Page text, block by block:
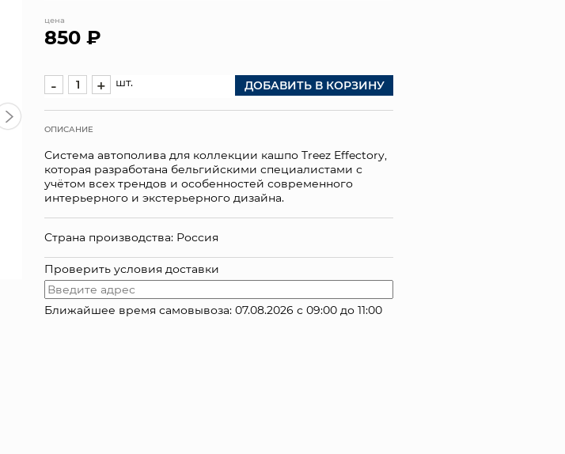
цена
850 ₽
- + шт. ДОБАВИТЬ В КОРЗИНУ
ОПИСАНИЕ
Система автополива для коллекции кашпо Treez Effectory,
которая разработана бельгийскими специалистами с
учётом всех трендов и особенностей современного
интерьерного и экстерьерного дизайна.
Страна производства: Россия
Проверить условия доставки
Ближайшее время самовывоза: 07.08.2026 с 09:00 до 11:00